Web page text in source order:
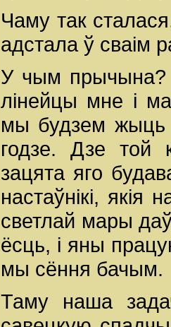
Чаму так
адстала ў сваім
У чым прычына?
лінейцы мне і
мы будзем жыць
годзе. Дзе той
зацята яго
настаўнікі, якія
светлай мары
ёсць, і яны
мы сёння бачым.
Таму наша